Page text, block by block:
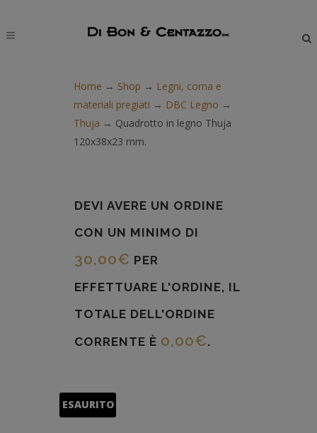
Home → Shop → Legni, corna e
materiali pregiati → DBC Legno →
Thuja → Quadrotto in legno Thuja
120x38x23 mm.
DEVI AVERE UN ORDINE
CON UN MINIMO DI
30,00€ PER
EFFETTUARE L'ORDINE, IL
TOTALE DELL'ORDINE
CORRENTE È 0,00€.
ESAURITO